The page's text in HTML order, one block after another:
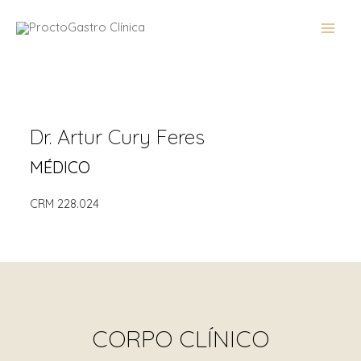
Dr. Artur Cury Feres
MÉDICO
CRM 228.024
CORPO CLÍNICO